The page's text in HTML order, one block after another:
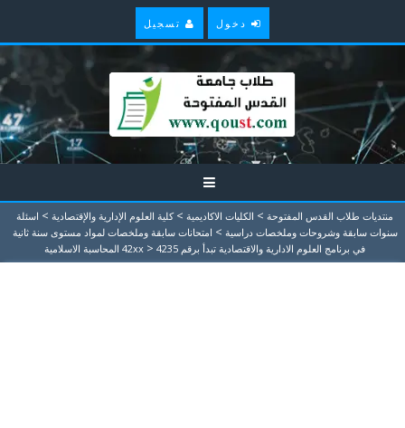
دخول تسجيل
منتديات طلاب القدس المفتوحة > الكليات الاكاديمية > كلية العلوم الإدارية والإقتصادية > اسئلة
سنوات سابقة وشروحات وملخصات دراسية > امتحانات سابقة وملخصات لمواد مستوى سنة ثانية
في برنامج العلوم الادارية والاقتصادية تبدأ برقم 42xx
> 4235 المحاسبة الاسلامية